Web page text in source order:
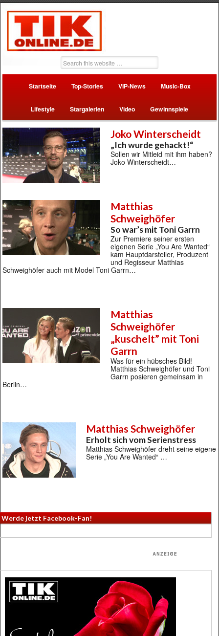
Startseite Top-Stories VIP-News Music-Box
Lifestyle Stargalerien Video Gewinnspiele
Joko Winterscheidt
„Ich wurde gehackt!“
Sollen wir Mitleid mit ihm haben?
Joko Winterscheidt…
Matthias
Schweighöfer
So war’s mit Toni Garrn
Zur Premiere seiner ersten
eigenen Serie „You Are Wanted“
kam Hauptdarsteller, Produzent
und Regisseur Matthias
Schweighöfer auch mit Model Toni Garrn…
Matthias
Schweighöfer
„kuschelt” mit Toni
Garrn
Was für ein hübsches Bild!
Matthias Schweighöfer und Toni
Garrn posieren gemeinsam in
Berlin…
Matthias Schweighöfer
Erholt sich vom Serienstress
Matthias Schweighöfer dreht seine eigene
Serie „You Are Wanted“ …
Werde jetzt Facebook-Fan!